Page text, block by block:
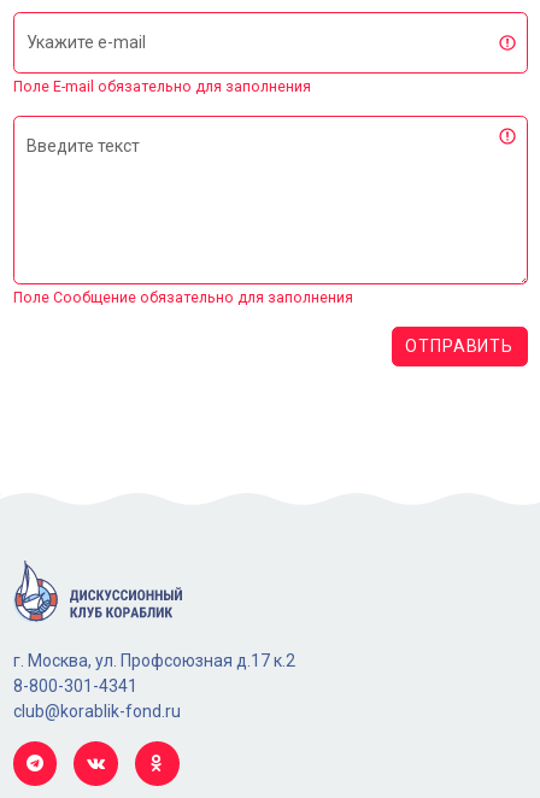
Укажите e-mail
Поле E-mail обязательно для заполнения
Введите текст
Поле Сообщение обязательно для заполнения
ОТПРАВИТЬ
г. Москва, ул. Профсоюзная д.17 к.2
8-800-301-4341
club@korablik-fond.ru